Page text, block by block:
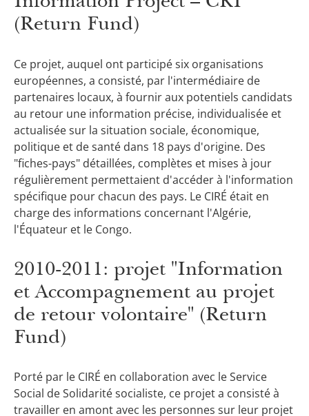
(Return Fund)
Ce projet, auquel ont participé six organisations
européennes, a consisté, par l'intermédiaire de
partenaires locaux, à fournir aux potentiels candidats
au retour une information précise, individualisée et
actualisée sur la situation sociale, économique,
politique et de santé dans 18 pays d'origine. Des
"fiches-pays" détaillées, complètes et mises à jour
régulièrement permettaient d'accéder à l'information
spécifique pour chacun des pays. Le CIRÉ était en
charge des informations concernant l'Algérie,
l'Équateur et le Congo.
2010-2011: projet "Information
et Accompagne­ment au projet
de retour volontaire" (Return
Fund)
Porté par le CIRÉ en collaboration avec le Service
Social de Solidarité socialiste, ce projet a consisté à
travailler en amont avec les personnes sur leur projet